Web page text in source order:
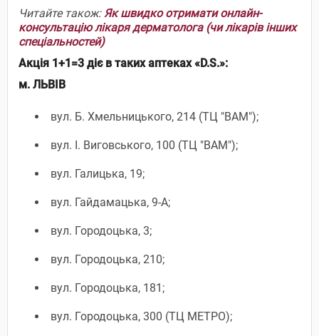
Читайте також:Як швидко отримати онлайн-
консультацію лікаря дерматолога (чи лікарів інших
спеціальностей)
Акція 1+1=3 діє в таких аптеках «D.S.»:
м. ЛЬВІВ
вул. Б. Хмельницького, 214 (ТЦ "ВАМ");
вул. І. Виговського, 100 (ТЦ "ВАМ");
вул. Галицька, 19;
вул. Гайдамацька, 9-А;
вул. Городоцька, 3;
вул. Городоцька, 210;
вул. Городоцька, 181;
вул. Городоцька, 300 (ТЦ МЕТРО);